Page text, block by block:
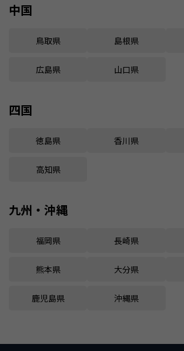
中国
鳥取県 島根県
広島県 山口県
四国
徳島県 香川県
高知県
九州・沖縄
福岡県 長崎県
熊本県 大分県
鹿児島県 沖縄県